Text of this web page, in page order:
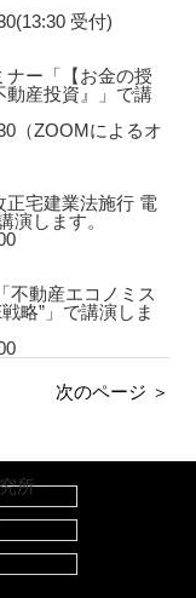
受付)
ナー「【お金の授
動産投資』」で講
（ZOOMによるオ
正宅建業法施行 電
演します。
不動産エコノミス
略”」で講演しま
次のページ ＞